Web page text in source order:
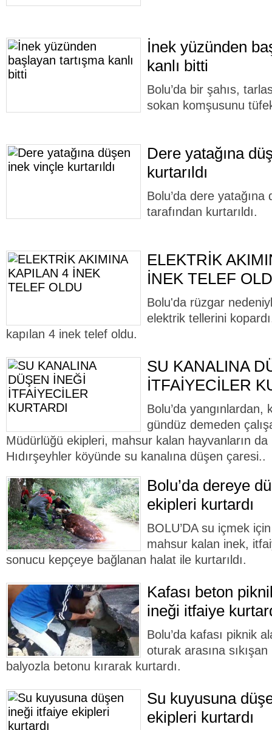
İnek yüzünden
kanlı bitti
Bolu’da bir şahıs,
sokan komşusunu
Dere yatağına
kurtarıldı
Bolu’da dere
tarafından kurtarıldı.
ELEKTRİK
İNEK TELEF
Bolu'da rüzgar
elektrik tellerini
kapılan 4 inek telef oldu.
SU KANALINA
İTFAİYECİLER
Bolu’da
gündüz demeden
Müdürlüğü ekipleri, mahsur kalan hayvanların da
Hıdırşeyhler köyünde su kanalına düşen çaresi..
Bolu’da dereye
ekipleri kurtardı
BOLU’DA su içmek
mahsur kalan inek,
sonucu kepçeye bağlanan halat ile kurtarıldı.
Kafası beton
ineği itfaiye
Bolu’da kafası piknik
oturak arasına
balyozla betonu kırarak kurtardı.
Su kuyusuna
ekipleri kurtardı